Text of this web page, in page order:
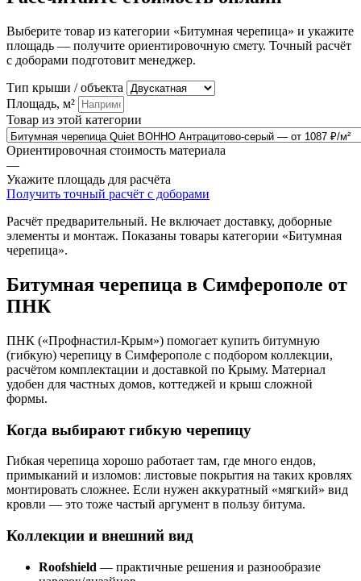
Выберите товар из категории «Битумная черепица» и укажите
площадь — получите ориентировочную смету. Точный расчёт
с доборами подготовит менеджер.
Тип крыши / объекта
Площадь, м²
Товар из этой категории
Ориентировочная стоимость материала
—
Укажите площадь для расчёта
Получить точный расчёт с доборами
Расчёт предварительный. Не включает доставку, доборные
элементы и монтаж. Показаны товары категории «Битумная
черепица».
Битумная черепица в Симферополе от
ПНК
ПНК («Профнастил-Крым») помогает купить битумную
(гибкую) черепицу в Симферополе с подбором коллекции,
расчётом комплектации и доставкой по Крыму. Материал
удобен для частных домов, коттеджей и крыш сложной
формы.
Когда выбирают гибкую черепицу
Гибкая черепица хорошо работает там, где много ендов,
примыканий и изломов: листовые покрытия на таких кровлях
монтировать сложнее. Если нужен аккуратный «мягкий» вид
кровли — это тоже частый аргумент в пользу битума.
Коллекции и внешний вид
Roofshield — практичные решения и разнообразие